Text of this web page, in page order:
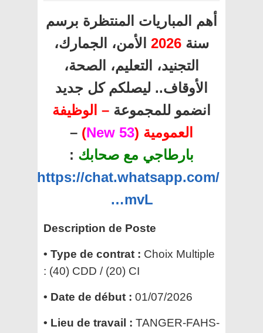
أهم المباريات المنتظرة برسم
سنة 2026 الأمن، الجمارك،
التجنيد، التعليم، الصحة،
الأوقاف.. ليصلكم كل جديد
انضمو للمجموعة – الوظيفة
العمومية (53 New
)
–
بارطاجي مع صحابك :
https://chat.whatsapp.com/
…mvL
Description de Poste
• Type de contrat : Choix Multiple
: (40) CDD / (20) CI
• Date de début : 01/07/2026
• Lieu de travail : TANGER-FAHS-